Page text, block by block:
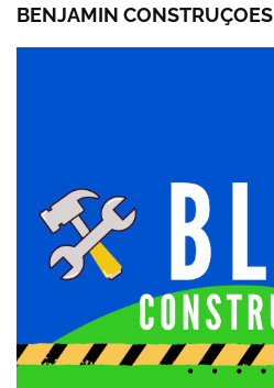
BENJAMIN CONSTRUÇOES